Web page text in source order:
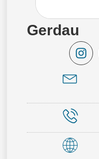
Gerdau